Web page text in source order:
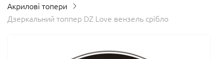
Акрилові топери
Дзеркальний топпер DZ Love вензель срібло